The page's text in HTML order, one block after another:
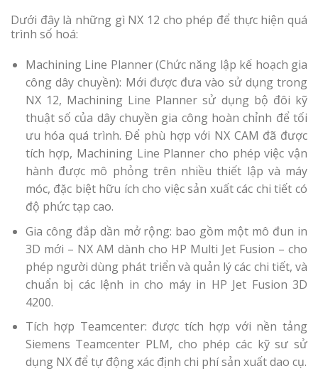
Dưới đây là những gì NX 12 cho phép để thực hiện quá
trình số hoá:
Machining Line Planner (Chức năng lập kế hoạch gia
công dây chuyền): Mới được đưa vào sử dụng trong
NX 12, Machining Line Planner sử dụng bộ đôi kỹ
thuật số của dây chuyền gia công hoàn chỉnh để tối
ưu hóa quá trình. Để phù hợp với NX CAM đã được
tích hợp, Machining Line Planner cho phép việc vận
hành được mô phỏng trên nhiều thiết lập và máy
móc, đặc biệt hữu ích cho việc sản xuất các chi tiết có
độ phức tạp cao.
Gia công đắp dần mở rộng: bao gồm một mô đun in
3D mới – NX AM dành cho HP Multi Jet Fusion – cho
phép người dùng phát triển và quản lý các chi tiết, và
chuẩn bị các lệnh in cho máy in HP Jet Fusion 3D
4200.
Tích hợp Teamcenter: được tích hợp với nền tảng
Siemens Teamcenter PLM, cho phép các kỹ sư sử
dụng NX để tự động xác định chi phí sản xuất dao cụ.